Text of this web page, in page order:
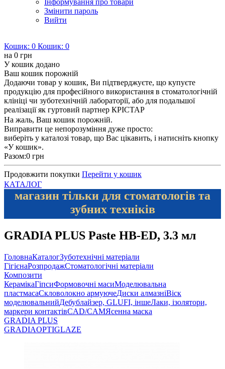
Інформування про товари
Змінити пароль
Вийти
Кошик: 0 Кошик: 0
на 0 грн
У кошик додано
Ваш кошик порожній
Додаючи товар у кошик, Ви підтверджуєте, що купуєте
продукцію для професійного використання в стоматологічній
клініці чи зуботехнічній лабораторії, або для подальшої
реалізації як гуртовий партнер КРІСТАР
На жаль, Ваш кошик порожній.
Виправити це непорозуміння дуже просто:
виберіть у каталозі товар, що Вас цікавить, і натисніть кнопку
«У кошик».
Разом:0 грн
Продовжити покупки Перейти у кошик
КАТАЛОГ
магазин тільки для стоматологів та
зубних техніків
GRADIA PLUS Paste HB-ED, 3.3 мл
ГоловнаКаталогЗуботехнічні матеріали
ГігієнаРозпродажСтоматологічні матеріали
Композити
КерамікаГіпсиФормовочні масиМоделювальна
пластмасаСкловолокно армуючеДиски алмазніВіск
моделювальнийДебублайзер, GLUFI, іншеЛаки, ізолятори,
маркери контактівCAD/CAMЯсенна маска
GRADIA PLUS
GRADIAOPTIGLAZE